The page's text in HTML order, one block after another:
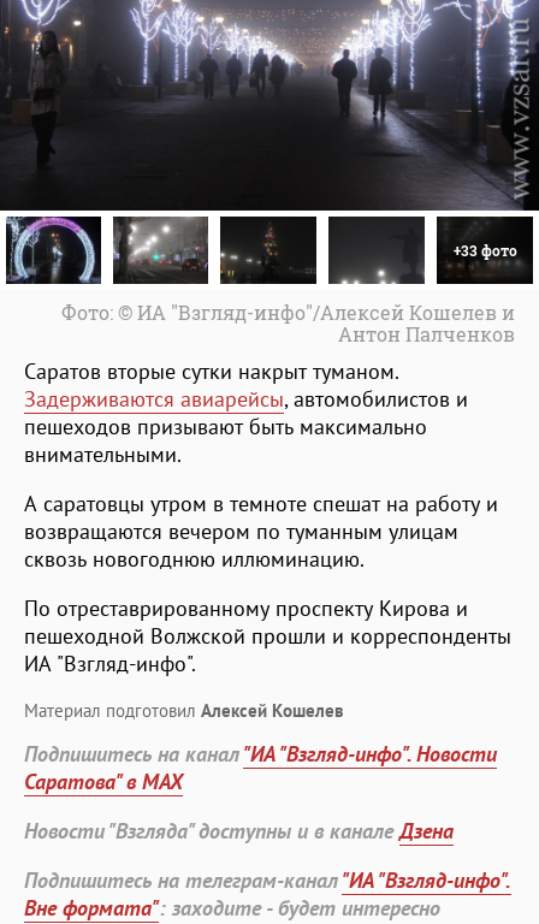
+33 фото
Фото: © ИА "Взгляд-инфо"/Алексей Кошелев и
Антон Палченков
Саратов вторые сутки накрыт туманом.
Задерживаются авиарейсы, автомобилистов и
пешеходов призывают быть максимально
внимательными.
А саратовцы утром в темноте спешат на работу и
возвращаются вечером по туманным улицам
сквозь новогоднюю иллюминацию.
По отреставрированному проспекту Кирова и
пешеходной Волжской прошли и корреспонденты
ИА "Взгляд-инфо".
Материал подготовил Алексей Кошелев
Подпишитесь на канал"ИА "Взгляд-инфо". Новости
Саратова" в MAX
Новости "Взгляда" доступны и в каналеДзена
Подпишитесь на телеграм-канал"ИА "Взгляд-инфо".
Вне формата": заходите - будет интересно